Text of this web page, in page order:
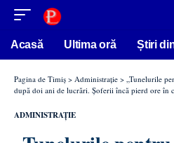
conținut
Acasă Ultima oră Știri
Pagina de Timiș > Administrație > „Tunelurile
după doi ani de lucrări. Șoferii încă pierd ore în
ADMINISTRAȚIE